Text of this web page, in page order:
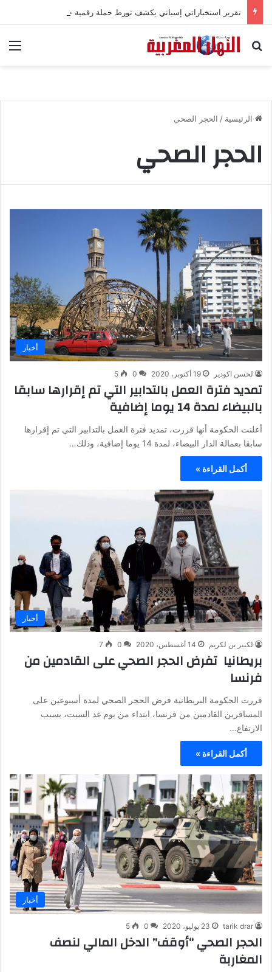
بحث عن
الرئيسية / الحجر الصحي
الحجر الصحي
أخبار
لحسن اكودير 19 أكتوبر، 2020 0
5
تمديد فترة العمل بالتدابير التي تم إقرارها سابقا
بالبيضاء لمدة 14 يوما إضافية
أعلنت الحكومة أنها قررت، تمديد فترة العمل بالتدابير التي تم إقرارها
سابقا بعمالة الدار البيضاء، لمدة 14 يوما إضافية، وذلك…
أكمل القراءة »
أخبار
لكبير بن لكريم 14 أغسطس، 2020 0
7
بريطانيا تفرض الحجر الصحي على القادمين من
فرنسا
قررت الحكومة البريطانية فرض الحجر الصحي لمدة أسبوعين على
المسافرين القادمين من فرنسا، ابتداء من يوم غد السبت، بسبب
الارتفاع…
أكمل القراءة »
أخبار
tarik drar 23 يوليو، 2020 0
5
الحجر الصحي “أوقف” الدخل المالي لنصف
المغاربة